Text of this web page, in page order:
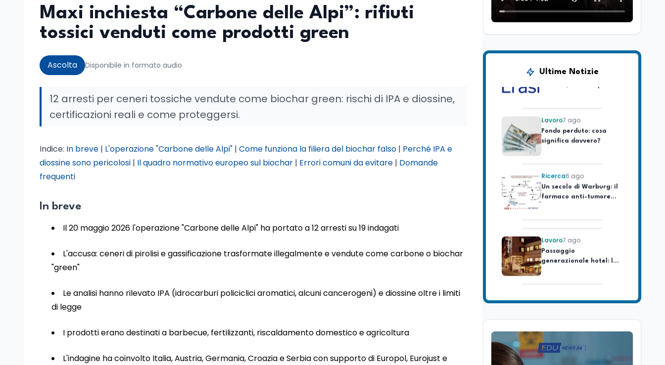
Maxi inchiesta “Carbone delle Alpi”: rifiuti
tossici venduti come prodotti green
Ascolta Disponibile in formato audio
12 arresti per ceneri tossiche vendute come biochar green: rischi di IPA e diossine,
certificazioni reali e come proteggersi.
Indice: In breve | L'operazione "Carbone delle Alpi" | Come funziona la filiera del biochar falso | Perché IPA e
diossine sono pericolosi | Il quadro normativo europeo sul biochar | Errori comuni da evitare | Domande
frequenti
In breve
Il 20 maggio 2026 l'operazione "Carbone delle Alpi" ha portato a 12 arresti su 19 indagati
L'accusa: ceneri di pirolisi e gassificazione trasformate illegalmente e vendute come carbone o biochar
"green"
Le analisi hanno rilevato IPA (idrocarburi policiclici aromatici, alcuni cancerogeni) e diossine oltre i limiti
di legge
I prodotti erano destinati a barbecue, fertilizzanti, riscaldamento domestico e agricoltura
L'indagine ha coinvolto Italia, Austria, Germania, Croazia e Serbia con supporto di Europol, Eurojust e
Ultime Notizie
Chiusura ex Ilva, 3.803 in
cassa e 250 milioni
pubblici bruciati
Scuola7 ago
miliardi, in Italia pesa il
significa davvero?
farmaco anti-tumore
che accende la glicolisi
generazionale hotel: la
rivalutazione dei beni
contro la cessione
cassa e 250 milioni
Erasmus+ verso 40
miliardi, in Italia pesa il